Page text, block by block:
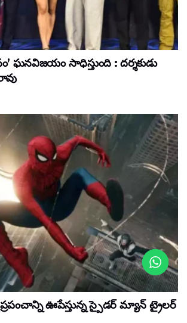
ఘనవిజయం సాధిస్తుంది : దర్శకుడు
ఊపేస్తున్న స్పైడర్ మ్యాన్ ట్రైలర్